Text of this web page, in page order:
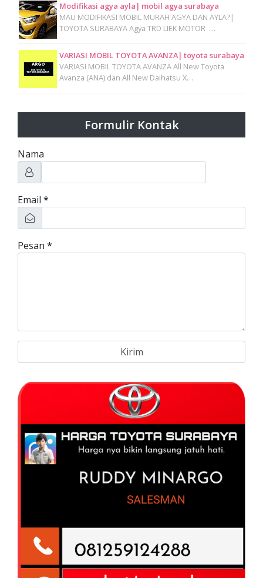
Modifikasi agya ayla| mobil agya surabaya
MAU MODIFIKASI MOBIL MURAH AGYA DAN AYLA?|
TOYOTA SURABAYA Agya TRD LIEK MOTOR …
VARIASI MOBIL TOYOTA AVANZA| toyota surabaya
VARIASI MOBIL TOYOTA AVANZA All New Toyota
Avanza (ANA) dan All New Daihatsu X…
Formulir Kontak
Nama
Email *
Pesan *